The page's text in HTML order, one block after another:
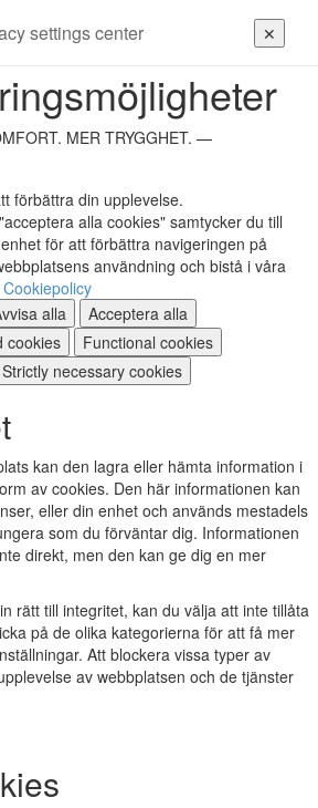
MER TRYGGHET. —
förbättra din upplevelse.
alla cookies" samtycker du till
för att förbättra navigeringen på
användning och bistå i våra
Cookiepolicy
alla Acceptera alla
settings center ✕
cookies
Functional cookies
Strictly necessary cookies
kan den lagra eller hämta information i
av cookies. Den här informationen kan
eller din enhet och används mestadels
som du förväntar dig. Informationen
direkt, men den kan ge dig en mer
rätt till integritet, kan du välja att inte tillåta
på de olika kategorierna för att få mer
Att blockera vissa typer av
av webbplatsen och de tjänster